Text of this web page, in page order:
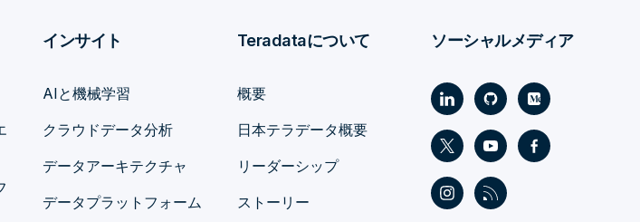
インサイト
AIと機械学習
クラウドデータ分析
データアーキテクチャ
データプラットフォーム
Teradataについて
概要
日本テラデータ概要
リーダーシップ
ストーリー
ソーシャルメディア